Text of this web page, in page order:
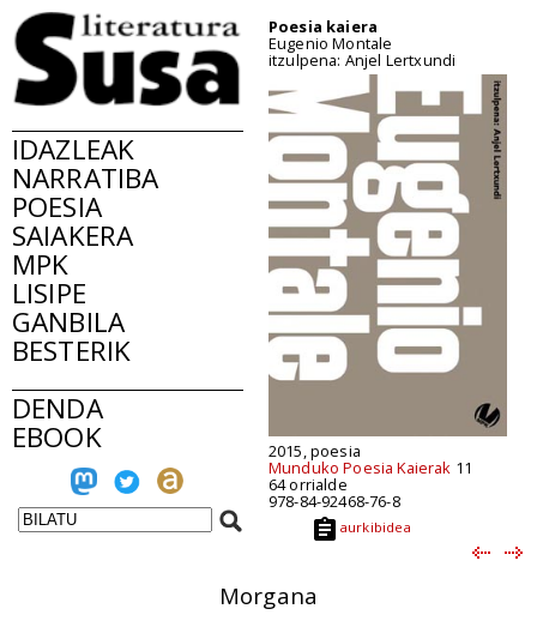
IDAZLEAK
NARRATIBA
POESIA
SAIAKERA
MPK
LISIPE
GANBILA
BESTERIK
DENDA
EBOOK
Poesia kaiera
Eugenio Montale
itzulpena: Anjel Lertxundi
2015, poesia
Munduko Poesia Kaierak 11
64 orrialde
978-84-92468-76-8
aurkibidea
Morgana